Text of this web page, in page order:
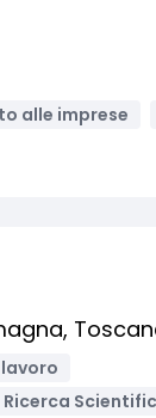
alle imprese
Ricerca